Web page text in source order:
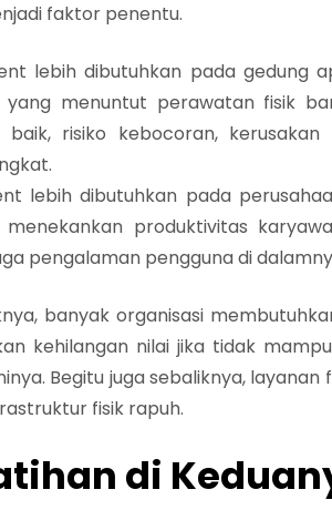
faktor penentu.
lebih dibutuhkan pada gedung
menuntut perawatan fisik
baik, risiko kebocoran,
lebih dibutuhkan pada
produktivitas
pengalaman pengguna di
banyak organisasi
kehilangan nilai jika tidak
Begitu juga sebaliknya,
fisik rapuh.
di